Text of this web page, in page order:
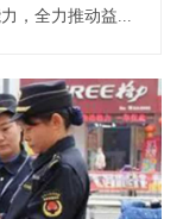
，全力推动益...